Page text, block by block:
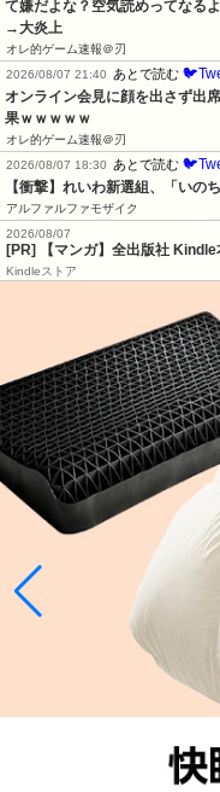
て嫌だよな？空気読めってなる
→大炎上
オレ的ゲーム速報＠刃
2026/08/07 21:40 あとで読む
オンライン会見に顔を出さず出
果ｗｗｗｗｗ
オレ的ゲーム速報＠刃
2026/08/07 18:30 あとで読む
【衝撃】れいわ新選組、「いの
アルファルファモザイク
2026/08/07
[PR] 【マンガ】全出版社
Kindleストア